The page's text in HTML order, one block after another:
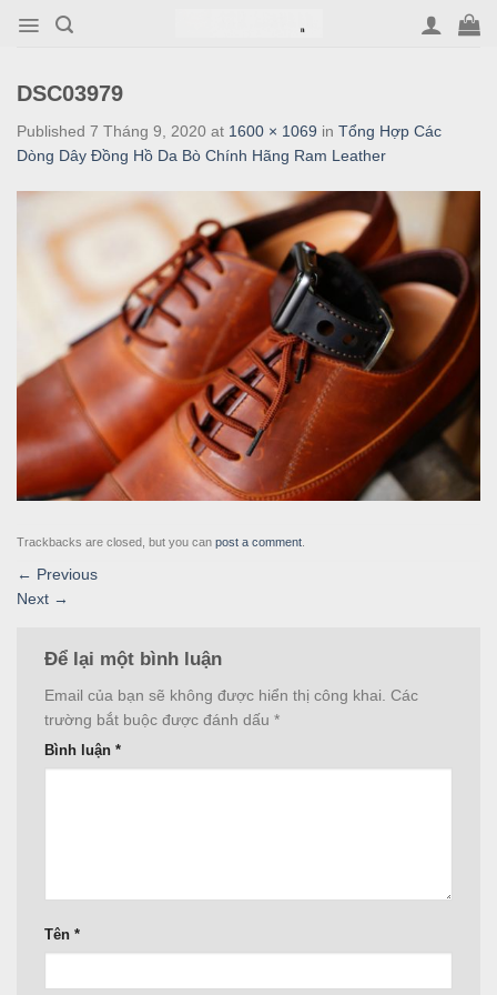
DSC03979
Published 7 Tháng 9, 2020 at 1600 × 1069 in Tổng Hợp Các
Dòng Dây Đồng Hồ Da Bò Chính Hãng Ram Leather
Trackbacks are closed, but you can post a comment
← Previous
Next →
Để lại một bình luận
Email của bạn sẽ không được hiển thị công khai. Các
trường bắt buộc được đánh dấu *
Bình luận *
Tên *